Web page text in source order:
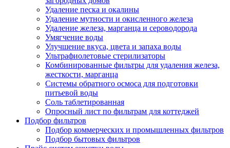
Удаление песка и окалины
Удаление мутности и окисленного железа
Удаление железа, марганца и сероводорода
Умягчение воды
Улучшение вкуса, цвета и запаха воды
Ультрафиолетовые стерилизаторы
Комбинированные фильтры для удаления железа,
жесткости, марганца
Системы обратного осмоса для подготовки
питьевой воды
Соль таблетированная
Опросный лист по фильтрам для коттеджей
Подбор фильтров
Подбор коммерческих и промышленных фильтров
Подбор бытовых фильтров